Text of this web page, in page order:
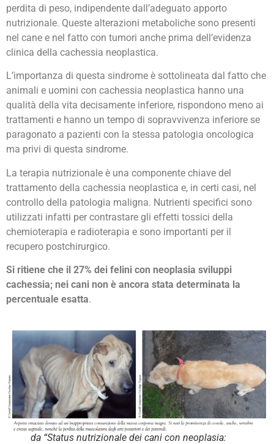
perdita di peso, indipendente dall’adeguato apporto
nutrizionale. Queste alterazioni metaboliche sono presenti
nel cane e nel fatto con tumori anche prima dell’evidenza
clinica della cachessia neoplastica.
L’importanza di questa sindrome è sottolineata dal fatto che
animali e uomini con cachessia neoplastica hanno una
qualità della vita decisamente inferiore, rispondono meno ai
trattamenti e hanno un tempo di sopravvivenza inferiore se
paragonato a pazienti con la stessa patologia oncologica
ma privi di questa sindrome.
La terapia nutrizionale è una componente chiave del
trattamento della cachessia neoplastica e, in certi casi, nel
controllo della patologia maligna. Nutrienti specifici sono
utilizzati infatti per contrastare gli effetti tossici della
chemioterapia e radioterapia e sono importanti per il
recupero postchirurgico.
Si ritiene che il 27% dei felini con neoplasia sviluppi
cachessia; nei cani non è ancora stata determinata la
percentuale esatta.
da “Status nutrizionale dei cani con neoplasia: